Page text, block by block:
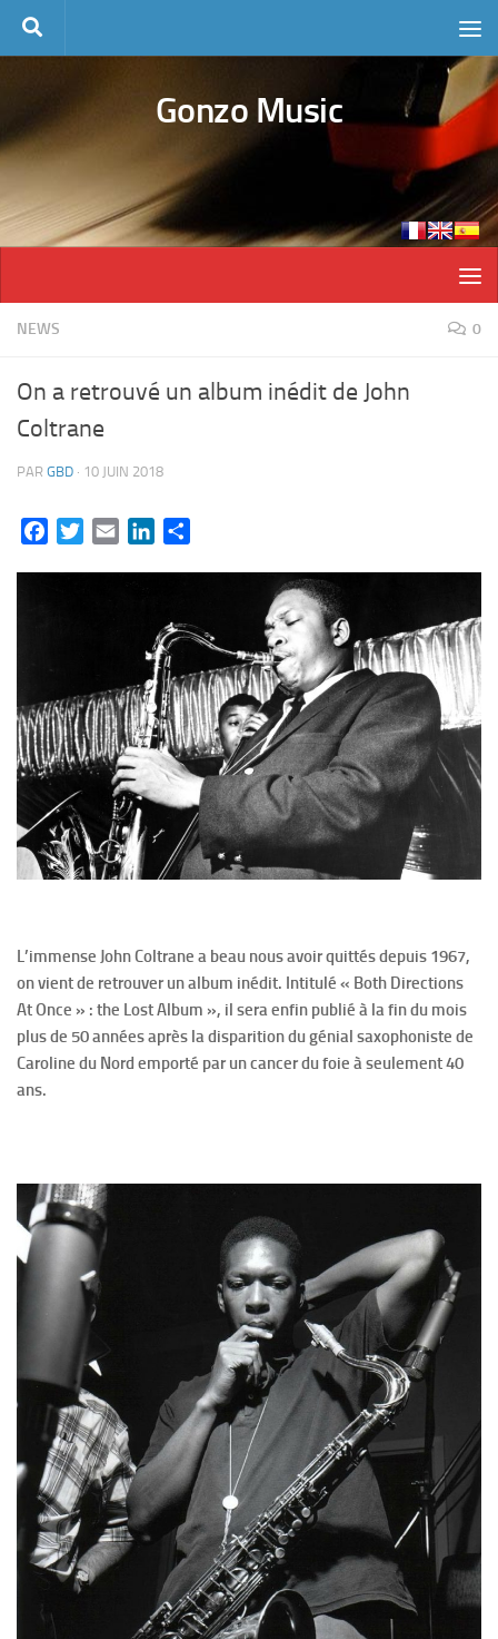
Skip to content
Gonzo Music
NEWS 0
On a retrouvé un album inédit de John
Coltrane
PAR GBD · 10 JUIN 2018
FacebookTwitterEmail LinkedIn
L’immense John Coltrane a beau nous avoir quittés depuis 1967,
on vient de retrouver un album inédit. Intitulé « Both Directions
At Once » : the Lost Album », il sera enfin publié à la fin du mois
plus de 50 années après la disparition du génial saxophoniste de
Caroline du Nord emporté par un cancer du foie à seulement 40
ans.